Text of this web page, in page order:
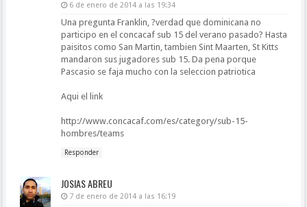
6 de enero de 2014 a las 19:34
Una pregunta Franklin, ?verdad que dominicana no
participo en el concacaf sub 15 del verano pasado? Hasta
paisitos como San Martin, tambien Sint Maarten, St Kitts
mandaron sus jugadores sub 15. Da pena porque
Pascasio se faja mucho con la seleccion patriotica
Aqui el link
http://www.concacaf.com/es/category/sub-15-
hombres/teams
Responder
JOSIAS ABREU
7 de enero de 2014 a las 16:19